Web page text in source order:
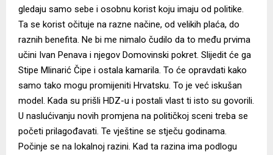
gledaju samo sebe i osobnu korist koju imaju od politike.
Ta se korist očituje na razne načine, od velikih plaća, do
raznih benefita. Ne bi me nimalo čudilo da to među prvima
učini Ivan Penava i njegov Domovinski pokret. Slijedit će ga
Stipe Mlinarić Čipe i ostala kamarila. To će opravdati kako
samo tako mogu promijeniti Hrvatsku. To je već iskušan
model. Kada su prišli HDZ-u i postali vlast ti isto su govorili.
U naslućivanju novih promjena na političkoj sceni treba se
početi prilagođavati. Te vještine se stječu godinama.
Počinje se na lokalnoj razini. Kad ta razina ima podlogu